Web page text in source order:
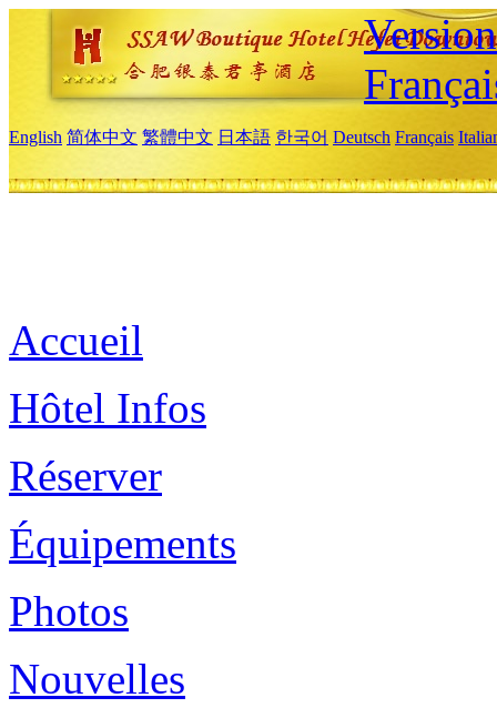
English 简体中文 繁體中文 日本語 한국어 Deutsch Français
Accueil
Hôtel Infos
Réserver
Équipements
Photos
Nouvelles